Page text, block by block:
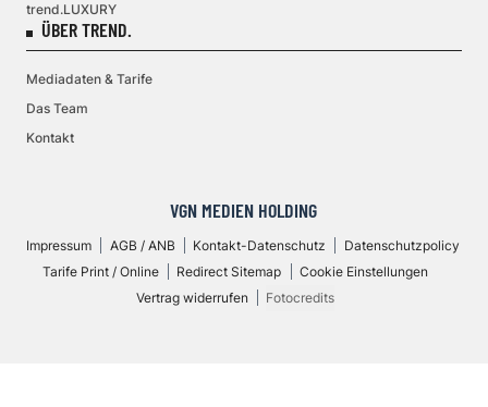
trend.LUXURY
ÜBER TREND.
Mediadaten & Tarife
Das Team
Kontakt
VGN MEDIEN HOLDING
Impressum AGB / ANB Kontakt-Datenschutz
Datenschutzpolicy
Tarife Print / Online
Redirect Sitemap
Cookie Einstellungen
Vertrag widerrufen
Fotocredits